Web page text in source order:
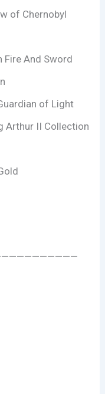
of Chernobyl
Fire And Sword
of Light
Arthur II Collection